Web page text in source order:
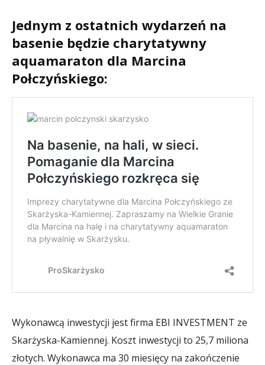
Jednym z ostatnich wydarzeń na
basenie będzie charytatywny
aquamaraton dla Marcina
Połczyńskiego:
Wykonawcą inwestycji jest firma EBI INVESTMENT ze
Skarżyska-Kamiennej. Koszt inwestycji to 25,7 miliona
złotych. Wykonawca ma 30 miesięcy na zakończenie